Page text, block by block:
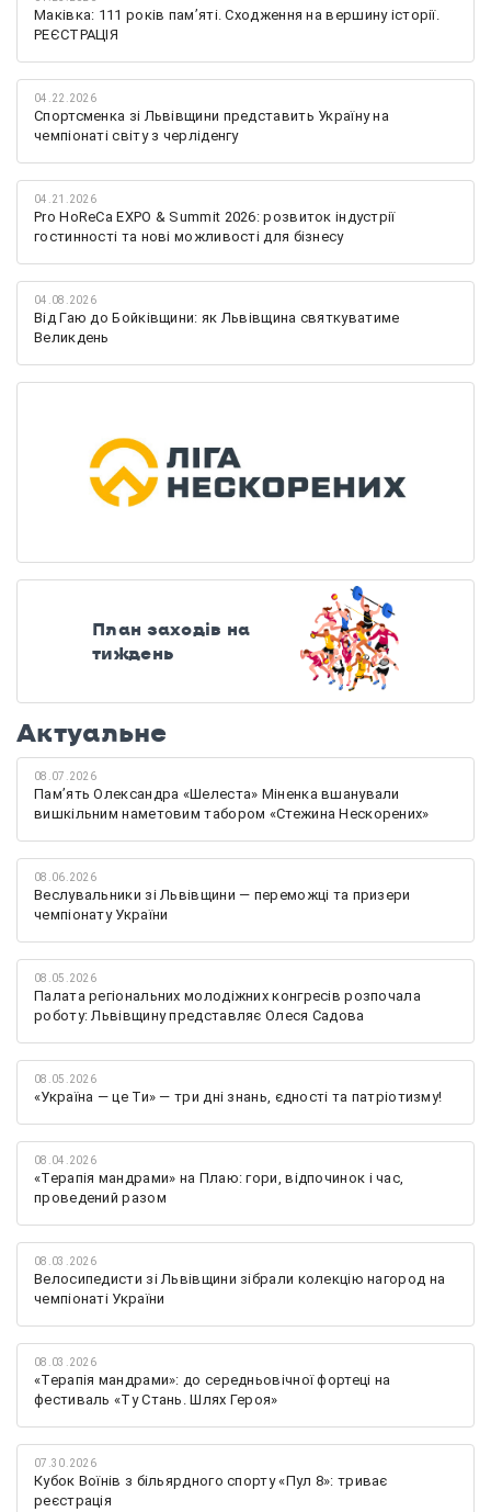
Маківка: 111 років пам’яті. Сходження на вершину історії.
РЕЄСТРАЦІЯ
04.22.2026
Спортсменка зі Львівщини представить Україну на
чемпіонаті світу з черліденгу
04.21.2026
Pro HoReCa EXPO & Summit 2026: розвиток індустрії
гостинності та нові можливості для бізнесу
04.08.2026
Від Гаю до Бойківщини: як Львівщина святкуватиме
Великдень
План заходів на
тиждень
Актуальне
08.07.2026
Памʼять Олександра «Шелеста» Міненка вшанували
вишкільним наметовим табором «Стежина Нескорених»
08.06.2026
Веслувальники зі Львівщини — переможці та призери
чемпіонату України
08.05.2026
Палата регіональних молодіжних конгресів розпочала
роботу: Львівщину представляє Олеся Садова
08.05.2026
«Україна — це Ти» — три дні знань, єдності та патріотизму!
08.04.2026
«Терапія мандрами» на Плаю: гори, відпочинок і час,
проведений разом
08.03.2026
Велосипедисти зі Львівщини зібрали колекцію нагород на
чемпіонаті України
08.03.2026
«Терапія мандрами»: до середньовічної фортеці на
фестиваль «Ту Стань. Шлях Героя»
07.30.2026
Кубок Воїнів з більярдного спорту «Пул 8»: триває
реєстрація